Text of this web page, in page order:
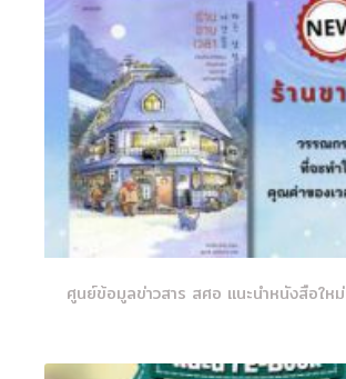
ศูนย์ข้อมูลข่าวสาร สศอ แนะนำหนังสือใหม่